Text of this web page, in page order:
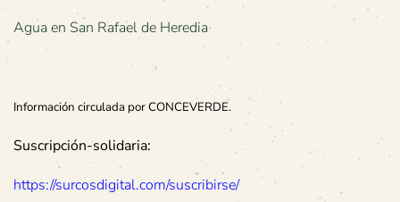
Agua en San Rafael de Heredia
Información circulada por CONCEVERDE.
Suscripción-solidaria:
https://surcosdigital.com/suscribirse/